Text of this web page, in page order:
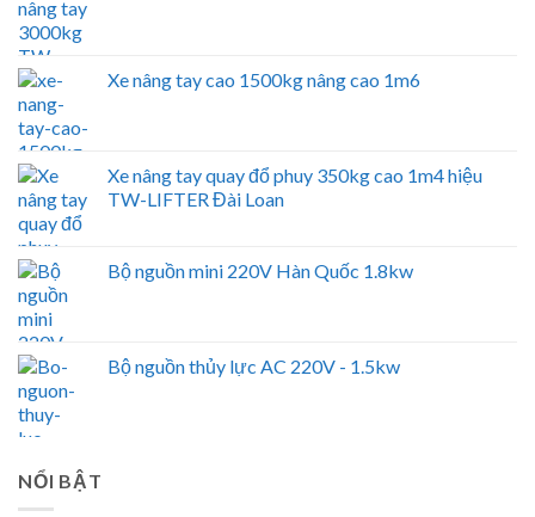
Xe nâng tay cao 1500kg nâng cao 1m6
Xe nâng tay quay đổ phuy 350kg cao 1m4 hiệu
TW-LIFTER Đài Loan
Bộ nguồn mini 220V Hàn Quốc 1.8kw
Bộ nguồn thủy lực AC 220V - 1.5kw
NỔI BẬT